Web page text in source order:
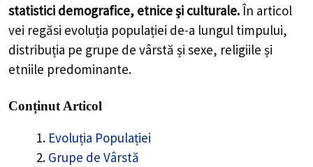
statistici demografice, etnice și culturale.În articol
vei regăsi evoluția populației de-a lungul timpului,
distribuția pe grupe de vârstă și sexe, religiile și
etniile predominante.
Conținut Articol
Evoluția Populației
Grupe de Vârstă